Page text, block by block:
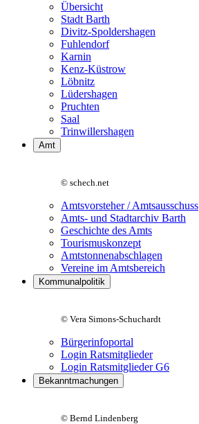
Übersicht
Stadt Barth
Divitz-Spoldershagen
Fuhlendorf
Karnin
Kenz-Küstrow
Löbnitz
Lüdershagen
Pruchten
Saal
Trinwillershagen
Amt
© schech.net
Amtsvorsteher / Amtsausschuss
Amts- und Stadtarchiv Barth
Geschichte des Amts
Tourismuskonzept
Amtstonnenabschlagen
Vereine im Amtsbereich
Kommunalpolitik
© Vera Simons-Schuchardt
Bürgerinfoportal
Login Ratsmitglieder
Login Ratsmitglieder G6
Bekanntmachungen
© Bernd Lindenberg